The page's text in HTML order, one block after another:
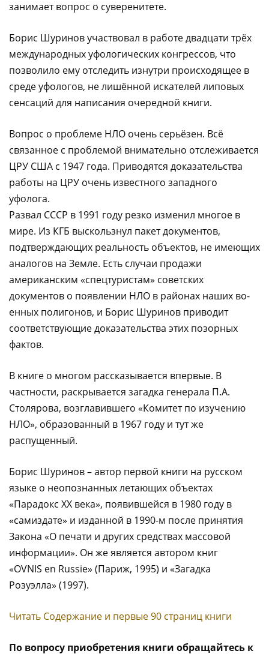
занимает вопрос о суверенитете.
Борис Шуринов участвовал в работе двадцати трёх
международных уфологических конгрессов, что
позволило ему отследить изнутри происходящее в
среде уфологов, не лишённой искателей липовых
сенсаций для написания очередной книги.
Вопрос о проблеме НЛО очень серьёзен. Всё
связанное с проблемой внимательно отслеживается
ЦРУ США с 1947 года. Приводятся доказательства
работы на ЦРУ очень известного западного
уфолога.
Развал СССР в 1991 году резко изменил многое в
мире. Из КГБ выскользнул пакет документов,
подтверждающих реальность объектов, не имеющих
аналогов на Земле. Есть случаи продажи
американским «спецтуристам» советских
документов о появлении НЛО в районах наших во-
енных полигонов, и Борис Шуринов приводит
соответствующие доказательства этих позорных
фактов.
В книге о многом рассказывается впервые. В
частности, раскрывается загадка генерала П.А.
Столярова, возглавившего «Комитет по изучению
НЛО», образованный в 1967 году и тут же
распущенный.
Борис Шуринов – автор первой книги на русском
языке о неопознанных летающих объектах
«Парадокс ХХ века», появившейся в 1980 году в
«самиздате» и изданной в 1990-м после принятия
Закона «О печати и других средствах массовой
информации». Он же является автором книг
«OVNIS en Russie» (Париж, 1995) и «Загадка
Розуэлла» (1997).
Читать Содержание и первые 90 страниц книги
По вопросу приобретения книги обращайтесь к